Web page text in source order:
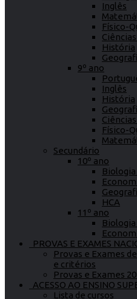
Inglês
Físico-
História
9º ano
Inglês
História
Físico-
Secundário
10º ano
HCA
11º ano
PROVAS E EXAMES
Provas e Exames
e critérios
Provas e Exames
ACESSO AO ENSINO
Lista de cursos